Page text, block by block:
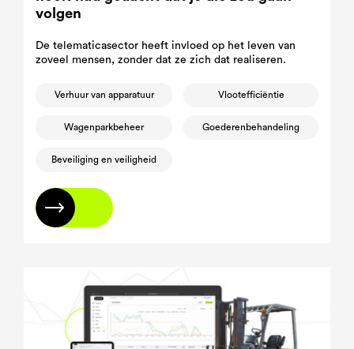
volgen
De telematicasector heeft invloed op het leven van
zoveel mensen, zonder dat ze zich dat realiseren.
Verhuur van apparatuur Vlootefficiëntie
Wagenparkbeheer Goederenbehandeling
Beveiliging en veiligheid
Lees meer